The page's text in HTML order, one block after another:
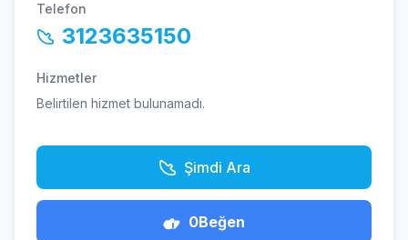
Telefon
3123635150
Hizmetler
Belirtilen hizmet bulunamadı.
Şimdi Ara
0Beğen